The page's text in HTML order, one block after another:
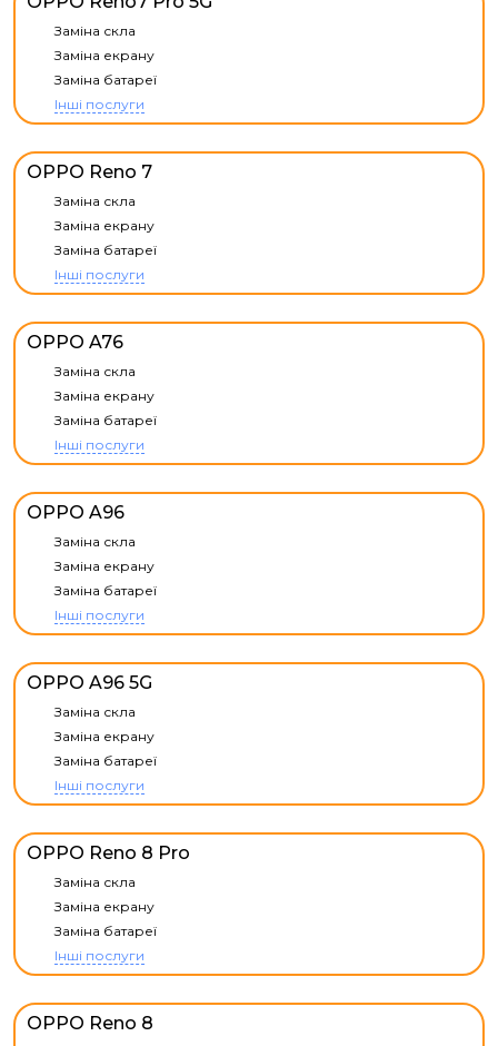
Заміна скла
Заміна екрану
Заміна батареї
Інші послуги
OPPO Reno 7
Заміна скла
Заміна екрану
Заміна батареї
Інші послуги
OPPO A76
Заміна скла
Заміна екрану
Заміна батареї
Інші послуги
OPPO A96
Заміна скла
Заміна екрану
Заміна батареї
Інші послуги
OPPO A96 5G
Заміна скла
Заміна екрану
Заміна батареї
Інші послуги
OPPO Reno 8 Pro
Заміна скла
Заміна екрану
Заміна батареї
Інші послуги
OPPO Reno 8